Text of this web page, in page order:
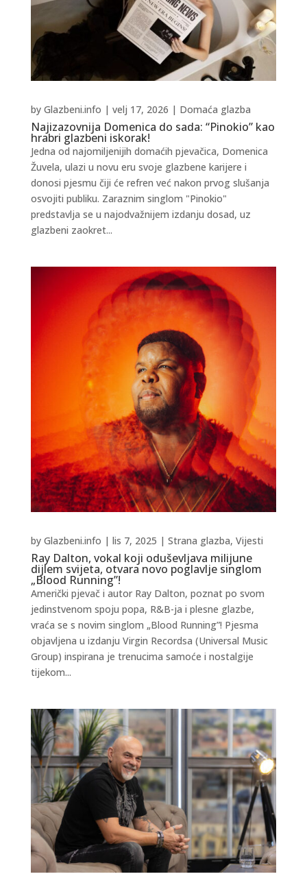
Najizazovnija Domenica do sada: “Pinokio” kao
hrabri glazbeni iskorak!
by Glazbeni.info | velj 17, 2026 | Domaća glazba
Jedna od najomiljenijih domaćih pjevačica, Domenica
Žuvela, ulazi u novu eru svoje glazbene karijere i
donosi pjesmu čiji će refren već nakon prvog slušanja
osvojiti publiku. Zaraznim singlom "Pinokio"
predstavlja se u najodvažnijem izdanju dosad, uz
glazbeni zaokret...
Ray Dalton, vokal koji oduševljava milijune
dijlem svijeta, otvara novo poglavlje singlom
„Blood Running”!
by Glazbeni.info | lis 7, 2025 | Strana glazba, Vijesti
Američki pjevač i autor Ray Dalton, poznat po svom
jedinstvenom spoju popa, R&B-ja i plesne glazbe,
vraća se s novim singlom „Blood Running”! Pjesma
objavljena u izdanju Virgin Recordsa (Universal Music
Group) inspirana je trenucima samoće i nostalgije
tijekom...